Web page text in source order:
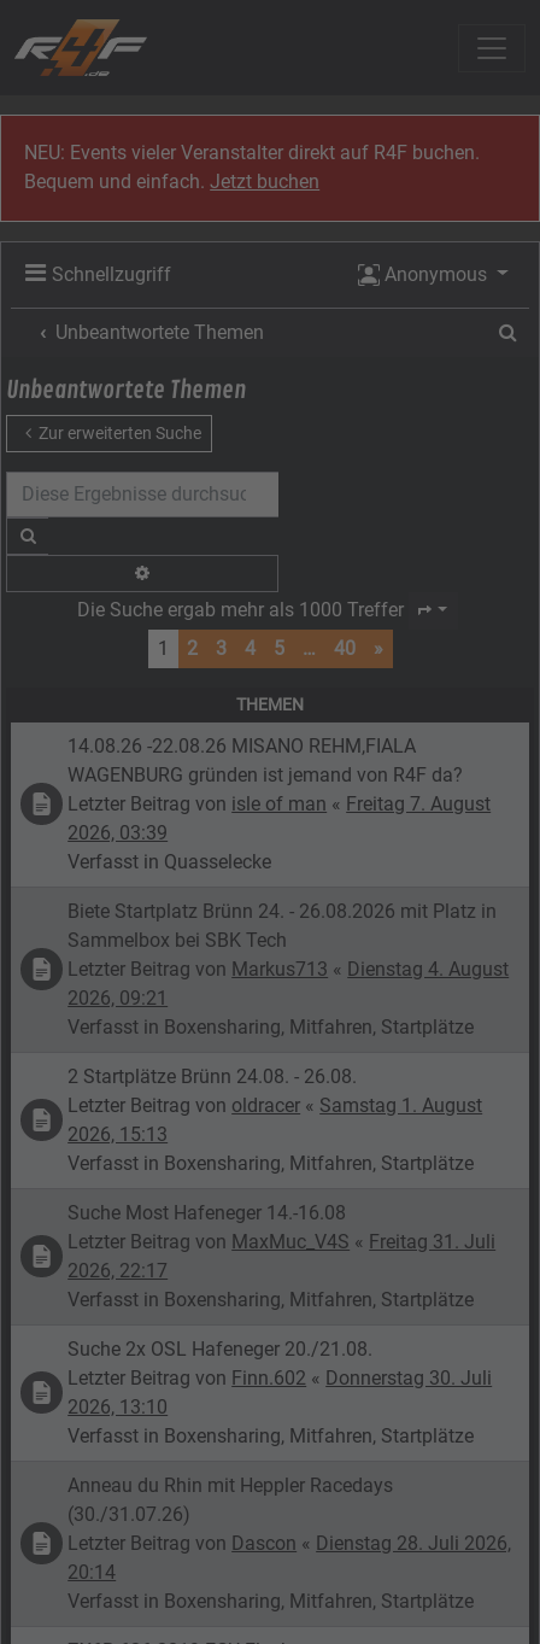
NEU: Events vieler Veranstalter direkt auf R4F buchen.
Bequem und einfach.Jetzt buchen
Schnellzugriff Anonymous
Unbeantwortete Themen
Unbeantwortete Themen
Zur erweiterten Suche
Die Suche ergab mehr als 1000 Treffer Seite
1 2 3 4 5 … 40 »
THEMEN
14.08.26 -22.08.26 MISANO REHM,FIALA
WAGENBURG gründen ist jemand von R4F da?
Letzter Beitrag von isle of man « Freitag 7. August
2026, 03:39
Verfasst in Quasselecke
Biete Startplatz Brünn 24. - 26.08.2026 mit Platz in
Sammelbox bei SBK Tech
Letzter Beitrag von Markus713 « Dienstag 4. August
2026, 09:21
Verfasst in Boxensharing, Mitfahren, Startplätze
2 Startplätze Brünn 24.08. - 26.08.
Letzter Beitrag von oldracer « Samstag 1. August
2026, 15:13
Verfasst in Boxensharing, Mitfahren, Startplätze
Suche Most Hafeneger 14.-16.08
Letzter Beitrag von MaxMuc_V4S « Freitag 31. Juli
2026, 22:17
Verfasst in Boxensharing, Mitfahren, Startplätze
Suche 2x OSL Hafeneger 20./21.08.
Letzter Beitrag von Finn.602 « Donnerstag 30. Juli
2026, 13:10
Verfasst in Boxensharing, Mitfahren, Startplätze
Anneau du Rhin mit Heppler Racedays
(30./31.07.26)
Letzter Beitrag von Dascon « Dienstag 28. Juli 2026,
20:14
Verfasst in Boxensharing, Mitfahren, Startplätze